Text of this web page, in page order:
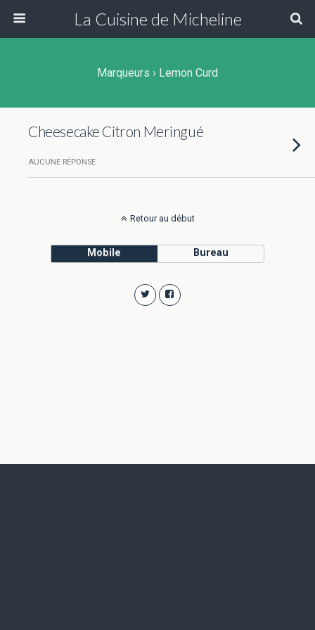
La Cuisine de Micheline
Marqueurs › Lemon Curd
Cheesecake Citron Meringué
AUCUNE RÉPONSE
Retour au début
Mobile Bureau